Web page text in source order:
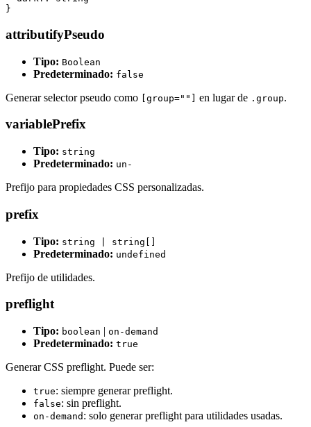
}
attributifyPseudo
Tipo: Boolean
Predeterminado: false
Generar selector pseudo como [group=""] en lugar de .group.
variablePrefix
Tipo: string
Predeterminado: un-
Prefijo para propiedades CSS personalizadas.
prefix
Tipo: string | string[]
Predeterminado: undefined
Prefijo de utilidades.
preflight
Tipo: boolean | on-demand
Predeterminado: true
Generar CSS preflight. Puede ser:
true: siempre generar preflight.
false: sin preflight.
on-demand : solo generar preflight para utilidades usadas.